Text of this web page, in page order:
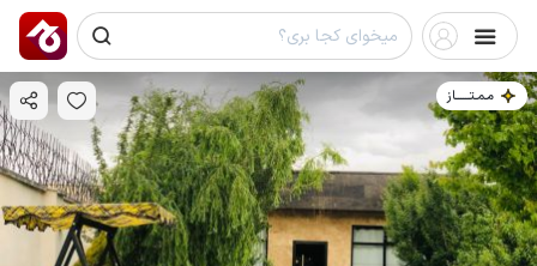
مـمـتــــــاز